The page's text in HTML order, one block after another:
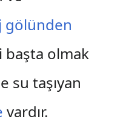
gölünden
başta olmak
su taşıyan
vardır.